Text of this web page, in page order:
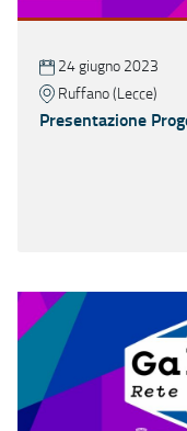
24 giugno 2023
Ruffano (Lecce)
Presentazione